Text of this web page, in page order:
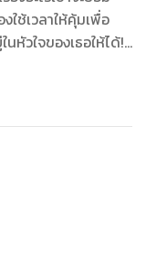
ใช้เวลาให้คุ้มเพื่อ
หัวใจของเธอให้ได้!
ฮะ!” เธอตวาดถาม
ะ” เขารีบยกมือขึ้น
จะเอาตัวให้รอด
จากเตียงมาคว้า
าหมายจะใช้ป้องกัน
นจะมาอยู่ที่นี่ได้ยัง